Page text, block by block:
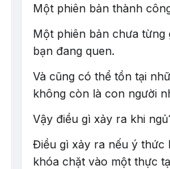
Một phiên bản thành
Một phiên bản chưa từng
bạn đang quen.
Và cũng có thể tồn tại
không còn là con người
Vậy điều gì xảy ra khi
Điều gì xảy ra nếu ý thức
khóa chặt vào một thực